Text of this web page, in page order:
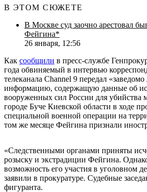
В ЭТОМ СЮЖЕТЕ
В Москве суд заочно арестовал
Фейгина*
26 января, 12:56
Как сообщили в пресс-службе
года обвиняемый в интервью
телеканала Channel 9 передал
информацию, содержащую данные об
вооруженных сил России для убийства
городе Буче Киевской области в ходе
специальной военной операции на
том же месяце Фейгина признали
«Следственными органами приняты
розыску и экстрадиции Фейгина.
возможность его участия в уголовном
заявили в прокуратуре. Судебные
фигуранта.